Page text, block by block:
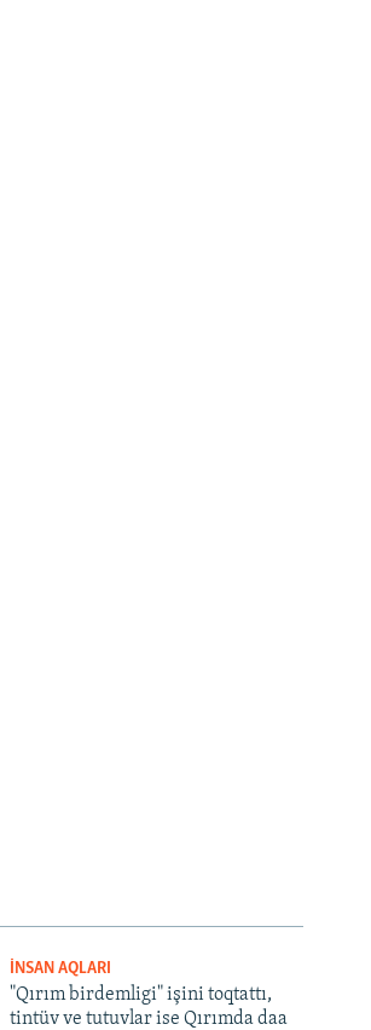
İNSAN AQLARI
"Qırım birdemligi" işini toqtattı,
tintüv ve tutuvlar ise Qırımda daa